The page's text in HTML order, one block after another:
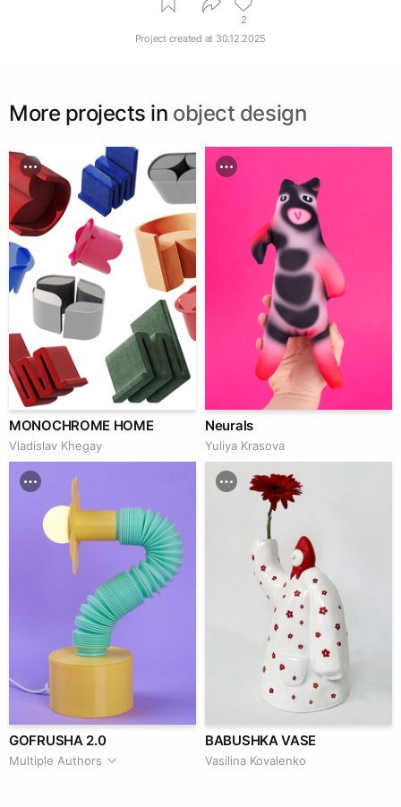
2
Project created at 30.12.2025
More projects in object design
MONOCHROME HOME
Vladislav Khegay
Neurals
Yuliya Krasova
GOFRUSHA 2.0
Multiple Authors
BABUSHKA VASE
Vasilina Kovalenko